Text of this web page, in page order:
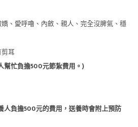
、愛呼嚕、內斂、親人、完全沒脾氣、穩
剪耳
幫忙負擔500元節紮費用。)
人負擔500元的費用，送養時會附上預防